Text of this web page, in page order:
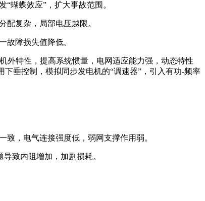
蝴蝶效应”，扩大事故范围。
配复杂，局部电压越限。
故障损失值降低。
外特性，提高系统惯量，电网适应能力强，动态特性
垂控制，模拟同步发电机的“调速器”，引入有功-频率
，电气连接强度低，弱网支撑作用弱。
致内阻增加，加剧损耗。